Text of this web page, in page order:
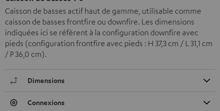
Caisson de basses actif haut de gamme, utilisable comme
caisson de basses frontfire ou downfire. Les dimensions
indiquées ici se réfèrent à la configuration downfire avec
pieds (configuration frontfire avec pieds : H 37,3 cm / L 31,1 cm
/ P 36,0 cm).
Dimensions
Connexions